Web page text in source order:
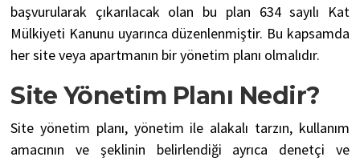
başvurularak çıkarılacak olan bu plan 634 sayılı Kat
Mülkiyeti Kanunu uyarınca düzenlenmiştir. Bu kapsamda
her site veya apartmanın bir yönetim planı olmalıdır.
Site Yönetim Planı Nedir?
Site yönetim planı, yönetim ile alakalı tarzın, kullanım
amacının ve şeklinin belirlendiği ayrıca denetçi ve